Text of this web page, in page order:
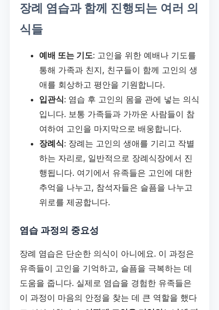
장례 염습과 함께 진행되는 여러 의
식들
예배 또는 기도: 고인을 위한 예배나 기도를
통해 가족과 친지, 친구들이 함께 고인의 생
애를 회상하고 평안을 기원합니다.
입관식: 염습 후 고인의 몸을 관에 넣는 의식
입니다. 보통 가족들과 가까운 사람들이 참
여하여 고인을 마지막으로 배웅합니다.
장례식: 장례는 고인의 생애를 기리고 작별
하는 자리로, 일반적으로 장례식장에서 진
행됩니다. 여기에서 유족들은 고인에 대한
추억을 나누고, 참석자들은 슬픔을 나누고
위로를 제공합니다.
염습 과정의 중요성
장례 염습은 단순한 의식이 아니에요. 이 과정은
유족들이 고인을 기억하고, 슬픔을 극복하는 데
도움을 줍니다. 실제로 염습을 경험한 유족들은
이 과정이 마음의 안정을 찾는 데 큰 역할을 했다